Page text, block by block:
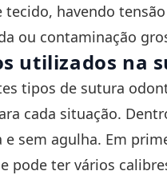
tecido, havendo
ou contaminação
utilizados na
tipos de sutura
cada situação.
e sem agulha. Em
pode ter vários